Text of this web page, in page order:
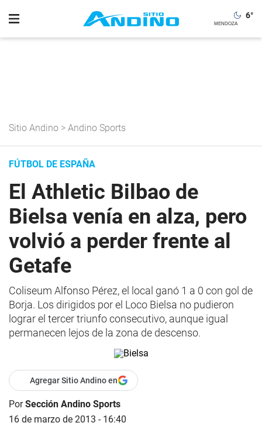
6°
Sitio Andino > Andino Sports
FÚTBOL DE ESPAÑA
El Athletic Bilbao de
Bielsa venía en alza, pero
volvió a perder frente al
Getafe
Coliseum Alfonso Pérez, el local ganó 1 a 0 con gol de
Borja. Los dirigidos por el Loco Bielsa no pudieron
lograr el tercer triunfo consecutivo, aunque igual
permanecen lejos de la zona de descenso.
Agregar Sitio Andino en
PorSección Andino Sports
16 de marzo de 2013 - 16:40